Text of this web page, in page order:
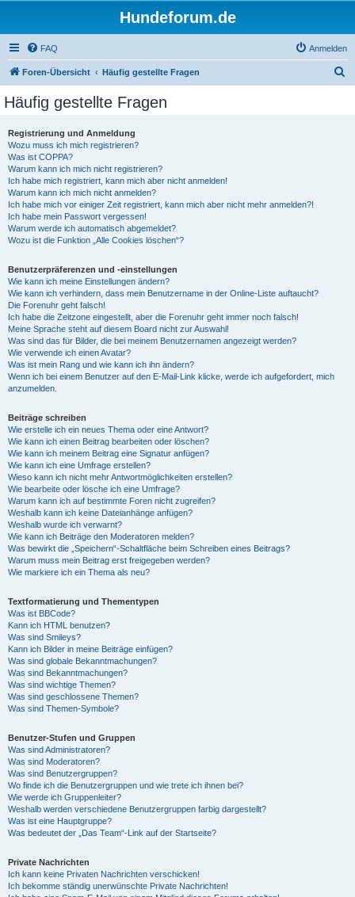
Hundeforum.de
FAQ Anmelden
Foren-Übersicht Häufig gestellte Fragen
Häufig gestellte Fragen
Registrierung und Anmeldung
Wozu muss ich mich registrieren?
Was ist COPPA?
Warum kann ich mich nicht registrieren?
Ich habe mich registriert, kann mich aber nicht anmelden!
Warum kann ich mich nicht anmelden?
Ich habe mich vor einiger Zeit registriert, kann mich aber nicht mehr anmelden?!
Ich habe mein Passwort vergessen!
Warum werde ich automatisch abgemeldet?
Wozu ist die Funktion „Alle Cookies löschen“?
Benutzerpräferenzen und -einstellungen
Wie kann ich meine Einstellungen ändern?
Wie kann ich verhindern, dass mein Benutzername in der Online-Liste auftaucht?
Die Forenuhr geht falsch!
Ich habe die Zeitzone eingestellt, aber die Forenuhr geht immer noch falsch!
Meine Sprache steht auf diesem Board nicht zur Auswahl!
Was sind das für Bilder, die bei meinem Benutzernamen angezeigt werden?
Wie verwende ich einen Avatar?
Was ist mein Rang und wie kann ich ihn ändern?
Wenn ich bei einem Benutzer auf den E-Mail-Link klicke, werde ich aufgefordert, mich
anzumelden.
Beiträge schreiben
Wie erstelle ich ein neues Thema oder eine Antwort?
Wie kann ich einen Beitrag bearbeiten oder löschen?
Wie kann ich meinem Beitrag eine Signatur anfügen?
Wie kann ich eine Umfrage erstellen?
Wieso kann ich nicht mehr Antwortmöglichkeiten erstellen?
Wie bearbeite oder lösche ich eine Umfrage?
Warum kann ich auf bestimmte Foren nicht zugreifen?
Weshalb kann ich keine Dateianhänge anfügen?
Weshalb wurde ich verwarnt?
Wie kann ich Beiträge den Moderatoren melden?
Was bewirkt die „Speichern“-Schaltfläche beim Schreiben eines Beitrags?
Warum muss mein Beitrag erst freigegeben werden?
Wie markiere ich ein Thema als neu?
Textformatierung und Thementypen
Was ist BBCode?
Kann ich HTML benutzen?
Was sind Smileys?
Kann ich Bilder in meine Beiträge einfügen?
Was sind globale Bekanntmachungen?
Was sind Bekanntmachungen?
Was sind wichtige Themen?
Was sind geschlossene Themen?
Was sind Themen-Symbole?
Benutzer-Stufen und Gruppen
Was sind Administratoren?
Was sind Moderatoren?
Was sind Benutzergruppen?
Wo finde ich die Benutzergruppen und wie trete ich ihnen bei?
Wie werde ich Gruppenleiter?
Weshalb werden verschiedene Benutzergruppen farbig dargestellt?
Was ist eine Hauptgruppe?
Was bedeutet der „Das Team“-Link auf der Startseite?
Private Nachrichten
Ich kann keine Privaten Nachrichten verschicken!
Ich bekomme ständig unerwünschte Private Nachrichten!